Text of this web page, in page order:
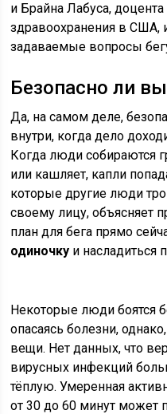
и Брайна Лабуса,
здравоохранения в США,
задаваемые вопросы
Безопасно ли
Да, на самом деле,
внутри, когда дело
Когда люди собираются
или кашляет, капли
которые другие люди
своему лицу, объясняет
план для бега прямо
одиночку и насладиться
Некоторые люди боятся
опасаясь болезни,
вещи. Нет данных, что
вирусных инфекций
тёплую. Умеренная
от 30 до 60 минут